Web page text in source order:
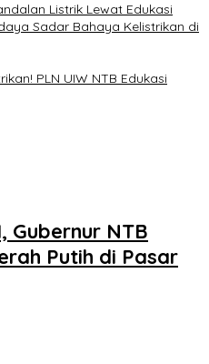
Listrik Lewat Edukasi
Sadar Bahaya Kelistrikan di
PLN UIW NTB Edukasi
Gubernur NTB
Putih di Pasar